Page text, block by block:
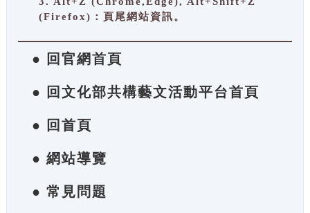
(Firefox)：頁尾網站資訊。
● 回官網首頁
● 回文化部共構藝文活動平台首頁
● 回首頁
● 網站導覽
● 常見問題